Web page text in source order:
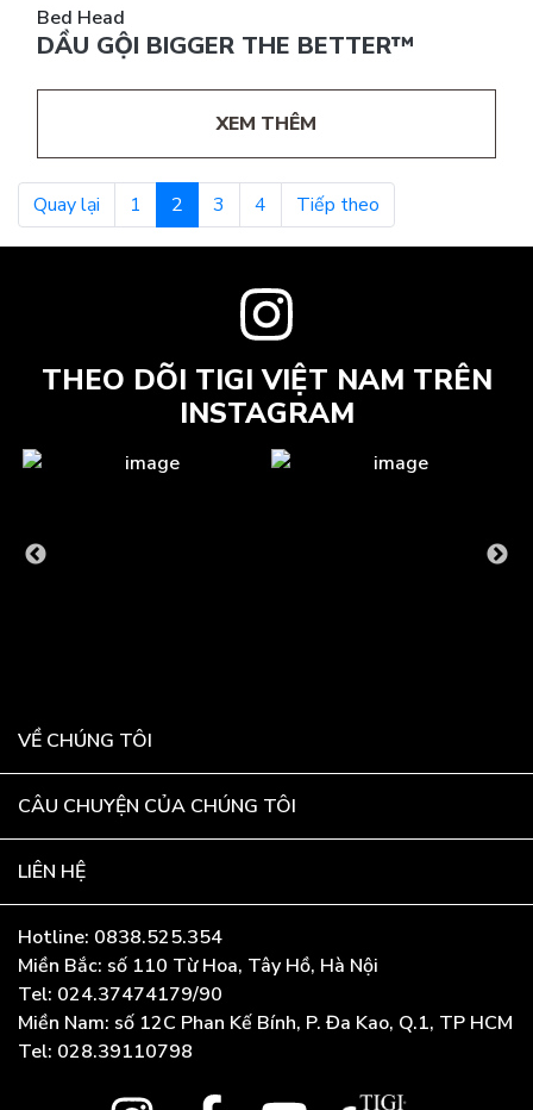
Bed Head
DẦU GỘI BIGGER THE BETTER™
XEM THÊM
Quay lại 1 2 3 4 Tiếp theo
THEO DÕI TIGI VIỆT NAM TRÊN
INSTAGRAM
VỀ CHÚNG TÔI
CÂU CHUYỆN CỦA CHÚNG TÔI
LIÊN HỆ
Hotline: 0838.525.354
Miền Bắc: số 110 Từ Hoa, Tây Hồ, Hà Nội
Tel: 024.37474179/90
Miền Nam: số 12C Phan Kế Bính, P. Đa Kao, Q.1, TP HCM
Tel: 028.39110798